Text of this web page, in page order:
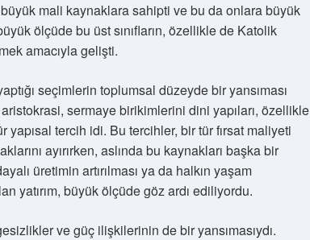
büyük mali kaynaklara sahipti ve bu da onlara büyük
ölçüde bu üst sınıfların, özellikle de Katolik
amacıyla gelişti.
seçimlerin toplumsal düzeyde bir yansıması
sermaye birikimlerini dini yapıları, özellikle
tercih idi. Bu tercihler, bir tür fırsat maliyeti
ayırırken, aslında bu kaynakları başka bir
üretimin artırılması ya da halkın yaşam
yatırım, büyük ölçüde göz ardı ediliyordu.
ve güç ilişkilerinin de bir yansımasıydı.